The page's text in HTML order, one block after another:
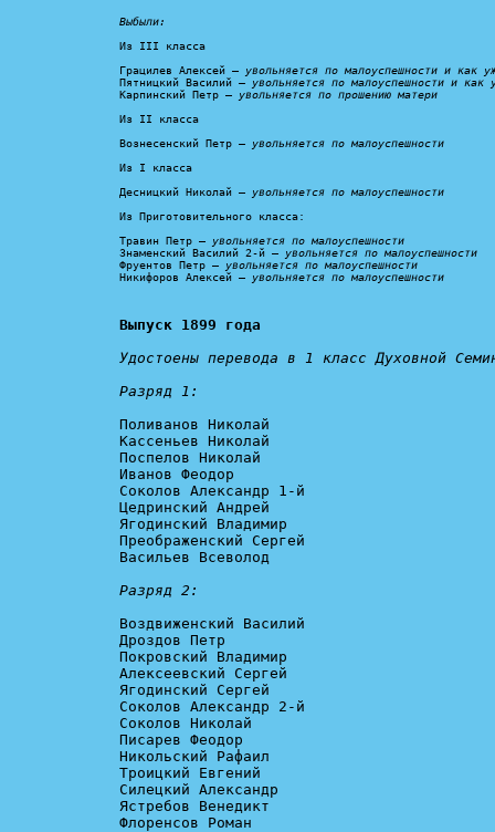
Выбыли:
Из III класса
Грацилев Алексей – увольняется по малоуспешности и как
Пятницкий Василий – увольняется по малоуспешности и как
Карпинский Петр – увольняется по прошению матери
Из II класса
Вознесенский Петр – увольняется по малоуспешности
Из I класса
Десницкий Николай – увольняется по малоуспешности
Из Приготовительного класса:
Травин Петр – увольняется по малоуспешности
Знаменский Василий 2-й – увольняется по малоуспешности
Фруентов Петр – увольняется по малоуспешности
Никифоров Алексей – увольняется по малоуспешности
Выпуск 1899 года
Удостоены перевода в 1 класс Духовной
Разряд 1:
Поливанов Николай
Кассеньев Николай
Поспелов Николай
Иванов Феодор
Соколов Александр 1-й
Цедринский Андрей
Ягодинский Владимир
Преображенский Сергей
Васильев Всеволод
Разряд 2:
Воздвиженский Василий
Дроздов Петр
Покровский Владимир
Алексеевский Сергей
Ягодинский Сергей
Соколов Александр 2-й
Соколов Николай
Писарев Феодор
Никольский Рафаил
Троицкий Евгений
Силецкий Александр
Ястребов Венедикт
Флоренсов Роман